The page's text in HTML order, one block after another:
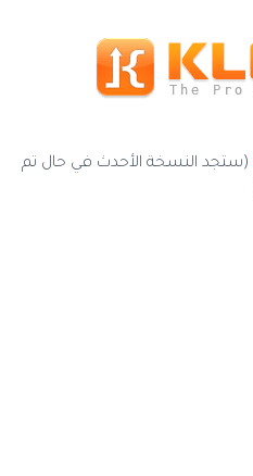
(ستجد النسخة الأحدث في حال تم